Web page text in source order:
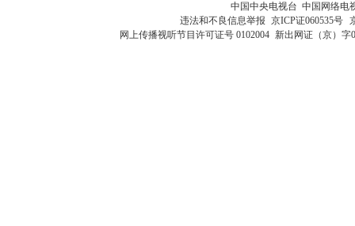
中国中央电视台 中国网络电
违法和不良信息举报 京ICP证060535号
网上传播视听节目许可证号 0102004 新出网证（京）